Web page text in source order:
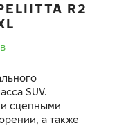
R2
SUV.
сцепными
а также